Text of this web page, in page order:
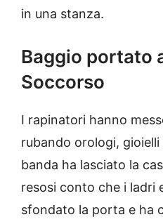
in una stanza.
Baggio portato
Soccorso
I rapinatori hanno
rubando orologi,
banda ha lasciato la
resosi conto che i ladri
sfondato la porta e ha